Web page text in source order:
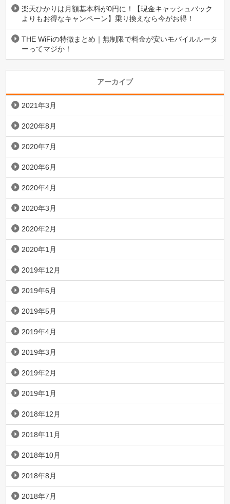
楽天ひかりは月額基本料が0円に！【現金キャッシュバック
よりもお得なキャンペーン】乗り換えなら今がお得！
THE WiFiの特徴まとめ｜無制限で料金が安いモバイルルータ
ーってマジか！
アーカイブ
2021年3月
2020年8月
2020年7月
2020年6月
2020年4月
2020年3月
2020年2月
2020年1月
2019年12月
2019年6月
2019年5月
2019年4月
2019年3月
2019年2月
2019年1月
2018年12月
2018年11月
2018年10月
2018年8月
2018年7月